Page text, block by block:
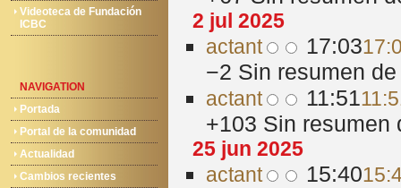
Videoteca de Fundación
ICBC
NAVIGATION
Portada
Portal de la comunidad
Actualidad
Cambios recientes
2 jul 2025
actant 17:03
−2 Sin resumen
actant 11:51
+103 Sin resumen
25 jun 2025
actant 15:40